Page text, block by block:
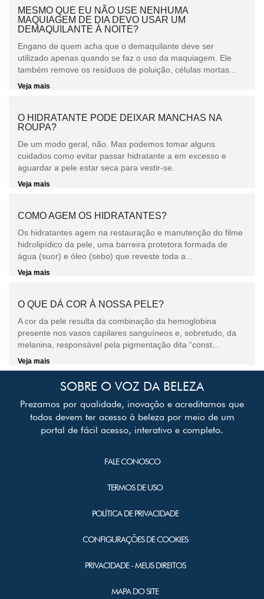
MESMO QUE EU NÃO USE NENHUMA
MAQUIAGEM DE DIA DEVO USAR UM
DEMAQUILANTE À NOITE?
Engano de quem acha que o demaquilante deve ser
utilizado apenas quando se faz o uso da maquiagem. Ele
também remove os resíduos de poluição, células mortas...
Veja mais
O HIDRATANTE PODE DEIXAR MANCHAS NA
ROUPA?
De um modo geral, não. Mas podemos tomar alguns
cuidados como evitar passar hidratante a em excesso e
aguardar a pele estar seca para vestir-se.
Veja mais
COMO AGEM OS HIDRATANTES?
Os hidratantes agem na restauração e manutenção do filme
hidrolipídico da pele, uma barreira protetora formada de
água (suor) e óleo (sebo) que reveste toda a...
Veja mais
O QUE DÁ COR À NOSSA PELE?
A cor da pele resulta da combinação da hemoglobina
presente nos vasos capilares sanguíneos e, sobretudo, da
melanina, responsável pela pigmentação dita “const...
Veja mais
SOBRE O VOZ DA BELEZA
Prezamos por qualidade, inovação e acreditamos que
todos devem ter acesso à beleza por meio de um
portal de fácil acesso, interativo e completo.
FALE CONOSCO
TERMOS DE USO
POLÍTICA DE PRIVACIDADE
CONFIGURAÇÕES DE COOKIES
PRIVACIDADE - MEUS DIREITOS
MAPA DO SITE